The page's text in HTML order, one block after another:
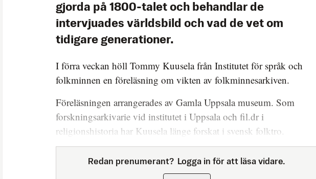
gjorda på 1800-talet och behandlar de
intervjuades världsbild och vad de vet om
tidigare generationer.
I förra veckan höll Tommy Kuusela från Institutet för språk och
folkminnen en föreläsning om vikten av folkminnesarkiven.
Föreläsningen arrangerades av Gamla Uppsala museum. Som
forskningsarkivarie vid institutet i Uppsala och fil.dr i
religionshistoria har Kuusela länge forskat i svensk folktro.
Redan prenumerant? Logga in för att läsa vidare.